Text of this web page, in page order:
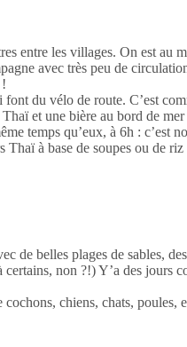
les villages. On est au
avec très peu de
du vélo de route. C’est
et une bière au bord de
temps qu’eux, à 6h : c’est
à base de soupes ou de
de belles plages de sables,
non ?!) Y’a des jours
chiens, chats,